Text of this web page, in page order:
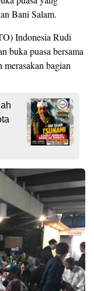
Bani Salam.
Indonesia Rudi
buka puasa bersama
bagian